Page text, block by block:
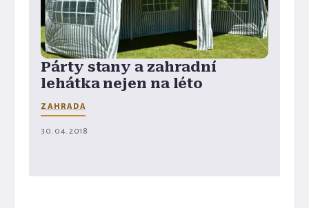
Párty stany a zahradní
lehátka nejen na léto
ZAHRADA
30. 04. 2018